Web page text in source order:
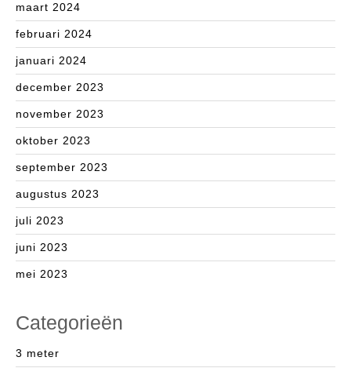
maart 2024
februari 2024
januari 2024
december 2023
november 2023
oktober 2023
september 2023
augustus 2023
juli 2023
juni 2023
mei 2023
Categorieën
3 meter